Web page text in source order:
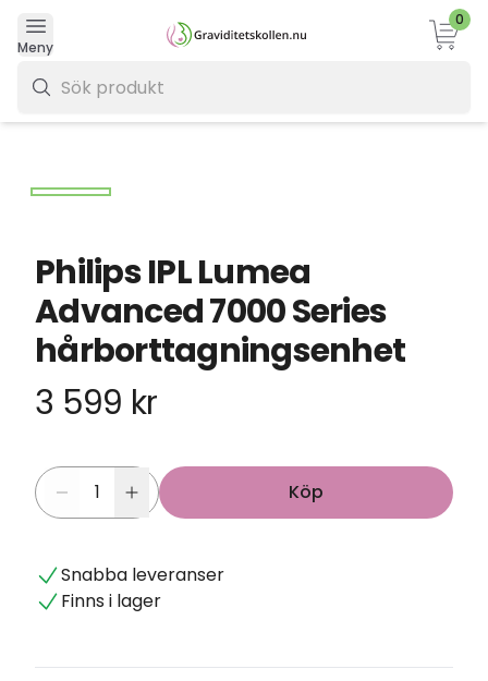
Meny
0
Philips IPL Lumea
Advanced 7000 Series
hårborttagningsenhet
3 599 kr
Köp
Snabba leveranser
Finns i lager